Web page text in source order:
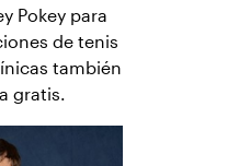
Pokey para
de tenis
también
gratis.